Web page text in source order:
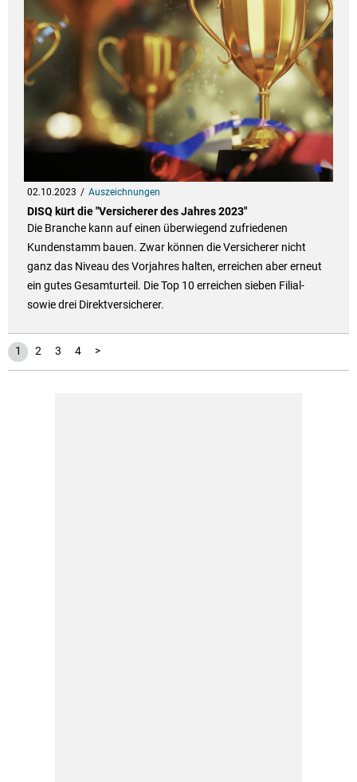
02.10.2023 Auszeichnungen
DISQ kürt die "Versicherer des Jahres 2023"
Die Branche kann auf einen überwiegend zufriedenen
Kundenstamm bauen. Zwar können die Versicherer nicht
ganz das Niveau des Vorjahres halten, erreichen aber erneut
ein gutes Gesamturteil. Die Top 10 erreichen sieben Filial-
sowie drei Direktversicherer.
1 2 3 4 >